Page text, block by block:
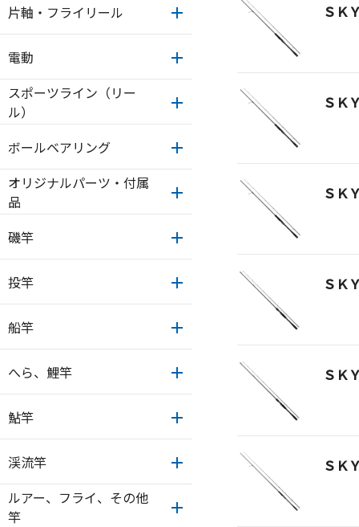
片軸・フライリール
電動
スポーツライン（リー
ル）
ボールベアリング
オリジナルパーツ・付属
品
磯竿
投竿
船竿
へら、鯉竿
鮎竿
渓流竿
ルアー、フライ、その他
竿
ＳＫ
ＳＫ
ＳＫ
ＳＫ
ＳＫ
ＳＫ